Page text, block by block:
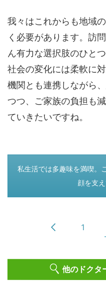
我々はこれからも地域
く必要があります。訪
ん有力な選択肢のひと
社会の変化には柔軟に
機関とも連携しながら
つつ、ご家族の負担も
ていきたいですね。
つぎのペ
私生活では多趣味を満喫。
顔を支
1
他のドクタ